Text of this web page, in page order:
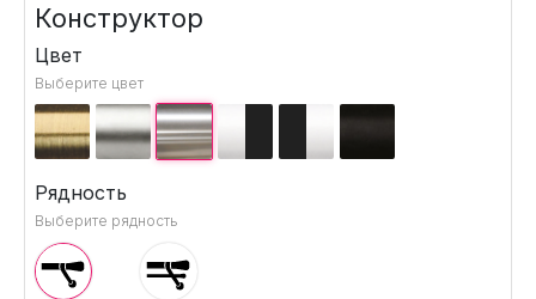
Конструктор
Цвет
Выберите цвет
Рядность
Выберите рядность